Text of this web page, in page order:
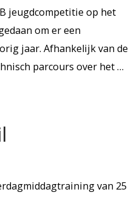
jeugdcompetitie op het
om er een
jaar. Afhankelijk van de
parcours over het …
van 25